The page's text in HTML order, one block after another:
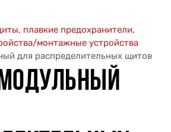
плавкие предохранители,
монтажные устройства
для распределительных щитов